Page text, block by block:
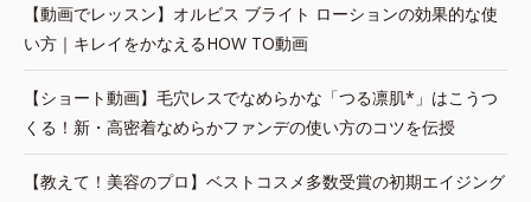
【動画でレッスン】オルビス ブライト ローションの効果的な使
い方｜キレイをかなえるHOW TO動画
【ショート動画】毛穴レスでなめらかな「つる凛肌*」はこうつ
くる！新・高密着なめらかファンデの使い方のコツを伝授
【教えて！美容のプロ】ベストコスメ多数受賞の初期エイジング